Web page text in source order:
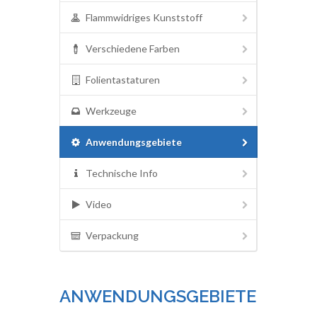
Flammwidriges Kunststoff
Verschiedene Farben
Folientastaturen
Werkzeuge
Anwendungsgebiete
Technische Info
Video
Verpackung
ANWENDUNGSGEBIETE